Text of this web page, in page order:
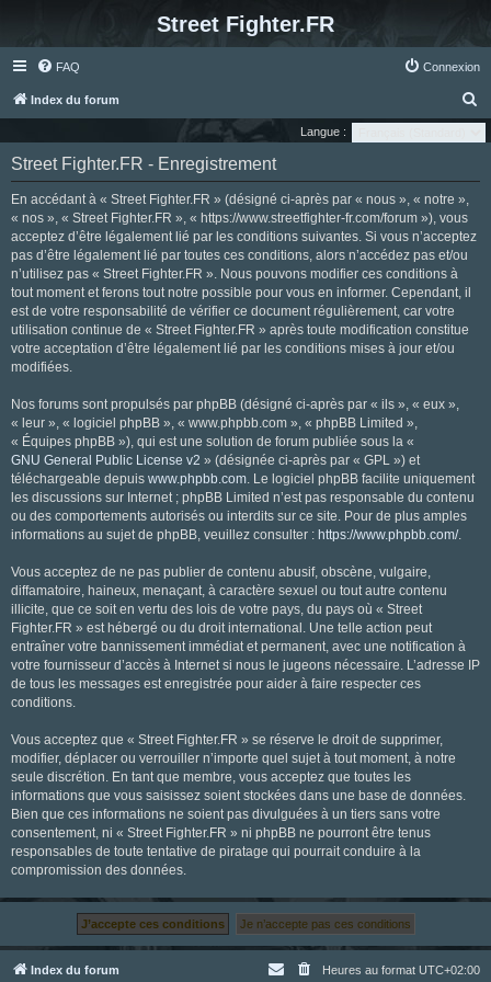
Street Fighter.FR
FAQ Connexion
Index du forum
e
Langue :
Street Fighter.FR - Enregistrement
En accédant à « Street Fighter.FR » (désigné ci-après par « nous », « notre »,
« nos », « Street Fighter.FR », « https://www.streetfighter-fr.com/forum »), vous
acceptez d’être légalement lié par les conditions suivantes. Si vous n’acceptez
pas d’être légalement lié par toutes ces conditions, alors n’accédez pas et/ou
n’utilisez pas « Street Fighter.FR ». Nous pouvons modifier ces conditions à
tout moment et ferons tout notre possible pour vous en informer. Cependant, il
est de votre responsabilité de vérifier ce document régulièrement, car votre
utilisation continue de « Street Fighter.FR » après toute modification constitue
votre acceptation d’être légalement lié par les conditions mises à jour et/ou
modifiées.
Nos forums sont propulsés par phpBB (désigné ci-après par « ils », « eux »,
« leur », « logiciel phpBB », « www.phpbb.com », « phpBB Limited »,
« Équipes phpBB »), qui est une solution de forum publiée sous la «
GNU General Public License v2 » (désignée ci-après par « GPL ») et
téléchargeable depuis www.phpbb.com. Le logiciel phpBB facilite uniquement
les discussions sur Internet ; phpBB Limited n’est pas responsable du contenu
ou des comportements autorisés ou interdits sur ce site. Pour de plus amples
informations au sujet de phpBB, veuillez consulter : https://www.phpbb.com/.
Vous acceptez de ne pas publier de contenu abusif, obscène, vulgaire,
diffamatoire, haineux, menaçant, à caractère sexuel ou tout autre contenu
illicite, que ce soit en vertu des lois de votre pays, du pays où « Street
Fighter.FR » est hébergé ou du droit international. Une telle action peut
entraîner votre bannissement immédiat et permanent, avec une notification à
votre fournisseur d’accès à Internet si nous le jugeons nécessaire. L’adresse IP
de tous les messages est enregistrée pour aider à faire respecter ces
conditions.
Vous acceptez que « Street Fighter.FR » se réserve le droit de supprimer,
modifier, déplacer ou verrouiller n’importe quel sujet à tout moment, à notre
seule discrétion. En tant que membre, vous acceptez que toutes les
informations que vous saisissez soient stockées dans une base de données.
Bien que ces informations ne soient pas divulguées à un tiers sans votre
consentement, ni « Street Fighter.FR » ni phpBB ne pourront être tenus
responsables de toute tentative de piratage qui pourrait conduire à la
compromission des données.
Index du forum Heures au format UTC+02:00